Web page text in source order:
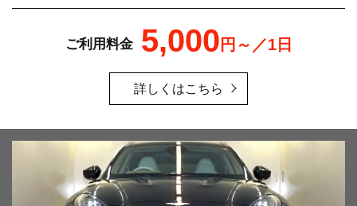
ご利用料金 5,000 円～／1日
詳しくはこちら